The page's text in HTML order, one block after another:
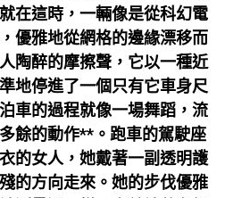
在這時，一輛像是從科幻電
優雅地從網格的邊緣漂移而
陶醉的摩擦聲，它以一種近
地停進了一個只有它車身尺
車的過程就像一場舞蹈，流
餘的動作**。跑車的駕駛座
的女人，她戴著一副透明護
的方向走來。她的步伐優雅